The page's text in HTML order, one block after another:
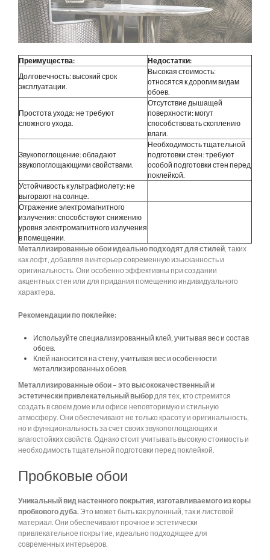
Преимущества:
Недостатки:
Долговечность: высокий срок
эксплуатации.
Высокая стоимость:
относятся к дорогим видам
обоев.
Простота ухода: не требуют
сложного ухода.
Отсутствие дышащей
поверхности: могут
способствовать скоплению
влаги.
Звукопоглощение: обладают
звукопоглощающими свойствами.
Необходимость тщательной
подготовки стен: требуют
особой подготовки стен перед
поклейкой.
Устойчивость к ультрафиолету: не
выгорают на солнце.
Отражение электромагнитного
излучения: способствуют снижению
уровня электромагнитного излучения
в помещении.
Металлизированные обои идеально подходят для стилей , таких
как лофт, добавляя в интерьер современную изысканность и
оригинальность. Они особенно эффективны при создании
акцентных стен или для придания помещению индивидуального
характера.
Рекомендации по поклейке:
Используйте специализированный клей, учитывая вес и состав
обоев.
Клей наносится на стену, учитывая вес и особенности
металлизированных обоев.
Металлизированные обои – это высококачественный и
эстетически привлекательный выбор для тех, кто стремится
создать в своем доме или офисе неповторимую и стильную
атмосферу. Они обеспечивают не только красоту и оригинальность,
но и функциональность за счет своих звукопоглощающих и
влагостойких свойств. Однако стоит учитывать высокую стоимость и
необходимость тщательной подготовки перед поклейкой.
Пробковые обои
Уникальный вид настенного покрытия, изготавливаемого из коры
пробкового дуба. Это может быть как рулонный, так и листовой
материал. Они обеспечивают прочное и эстетически
привлекательное покрытие, идеально подходящее для
современных интерьеров.